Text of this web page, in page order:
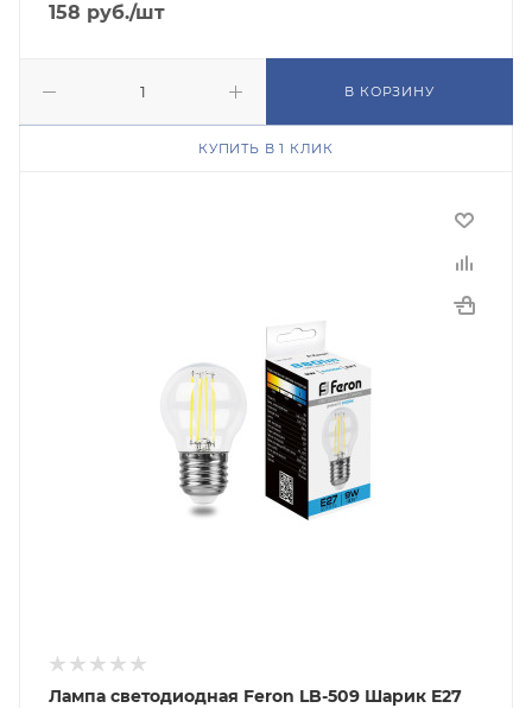
158 руб./шт
В КОРЗИНУ
КУПИТЬ В 1 КЛИК
Лампа светодиодная Feron LB-509 Шарик E27